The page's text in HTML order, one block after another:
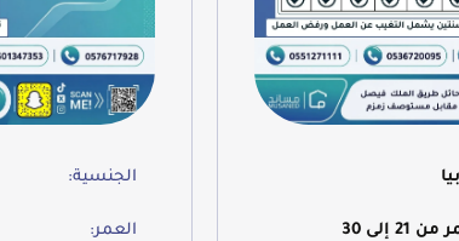
21 إلى 30
الجنسية:
العمر: